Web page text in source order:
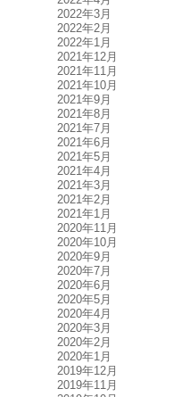
2022年3月
2022年2月
2022年1月
2021年12月
2021年11月
2021年10月
2021年9月
2021年8月
2021年7月
2021年6月
2021年5月
2021年4月
2021年3月
2021年2月
2021年1月
2020年11月
2020年10月
2020年9月
2020年7月
2020年6月
2020年5月
2020年4月
2020年3月
2020年2月
2020年1月
2019年12月
2019年11月